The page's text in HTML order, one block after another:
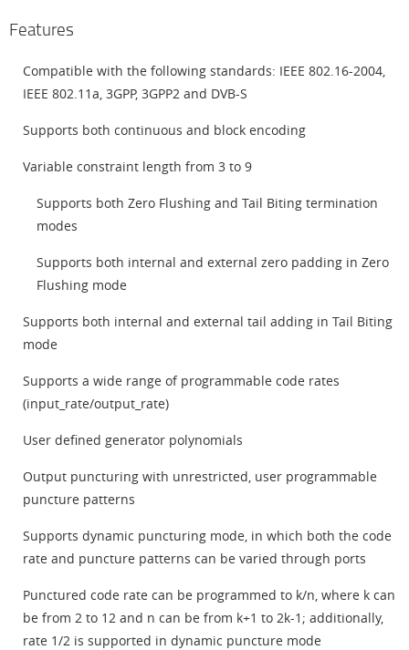
Features
Compatible with the following standards: IEEE 802.16-2004,
IEEE 802.11a, 3GPP, 3GPP2 and DVB-S
Supports both continuous and block encoding
Variable constraint length from 3 to 9
Supports both Zero Flushing and Tail Biting termination
modes
Supports both internal and external zero padding in Zero
Flushing mode
Supports both internal and external tail adding in Tail Biting
mode
Supports a wide range of programmable code rates
(input_rate/output_rate)
User defined generator polynomials
Output puncturing with unrestricted, user programmable
puncture patterns
Supports dynamic puncturing mode, in which both the code
rate and puncture patterns can be varied through ports
Punctured code rate can be programmed to k/n, where k can
be from 2 to 12 and n can be from k+1 to 2k-1; additionally,
rate 1/2 is supported in dynamic puncture mode